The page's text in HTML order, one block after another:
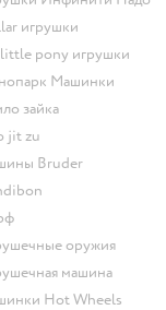
игрушки
little pony игрушки
Машинки
зайка
jit zu
Bruder
оружия
машина
Hot Wheels